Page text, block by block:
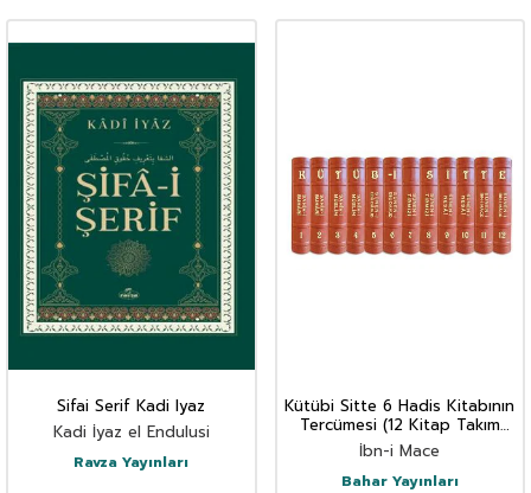
Sifai Serif Kadi Iyaz
Kadi İyaz el Endulusi
Ravza Yayınları
Kütübi Sitte 6 Hadis Kitabının
Tercümesi (12 Kitap Takım
Termo Deri Lüx Cilt)
İbn-i Mace
Bahar Yayınları